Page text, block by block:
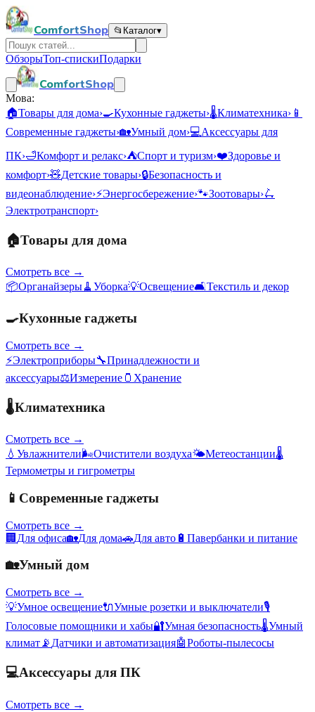
ComfortShop 📂 Каталог▾
ОбзорыТоп-спискиПодарки
ComfortShop
Мова:
🏠Товары для дома›🍳Кухонные гаджеты›🌡️Климатехника› 📱
Современные гаджеты›🏡Умный дом›💻Аксессуары для
ПК›🛁Комфорт и релакс›⛺Спорт и туризм›❤️Здоровье и
комфорт›🧸Детские товары›🔒Безопасность и
видеонаблюдение›⚡Энергосбережение›🐾Зоотовары›🛴
Электротранспорт›
🏠Товары для дома
Смотреть все →
📦Органайзеры🧹 Уборка💡Освещение🛋️Текстиль и декор
🍳Кухонные гаджеты
Смотреть все →
⚡Электроприборы🔧Принадлежности и
аксессуары⚖️Измерение 🫙 Хранение
🌡️Климатехника
Смотреть все →
💧 Увлажнители🌬️Очистители воздуха🌤️Метеостанции🌡️
Термометры и гигрометры
📱 Современные гаджеты
Смотреть все →
🏢 Для офиса🏡Для дома🚗Для авто 🔋 Павербанки и питание
🏡Умный дом
Смотреть все →
💡Умное освещение🔌Умные розетки и выключатели🎙️
Голосовые помощники и хабы🔐Умная безопасность🌡️Умный
климат 📡 Датчики и автоматизация🤖Роботы-пылесосы
💻Аксессуары для ПК
Смотреть все →